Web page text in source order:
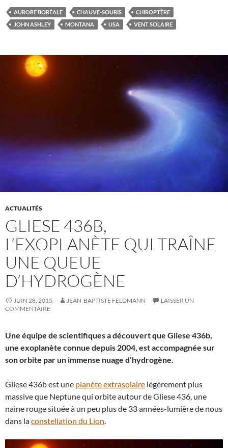
AURORE BORÉALE CHAUVE-SOURIS
CHIROPTÈRE
JOHN ASHLEY
MONTANA USA VENT SOLAIRE
ACTUALITÉS
GLIESE 436B,
L’EXOPLANÈTE QUI TRAÎNE
UNE QUEUE
D’HYDROGÈNE
JUIN 28, 2015 JEAN-BAPTISTE FELDMANN
LAISSER UN
COMMENTAIRE
Une équipe de scientifiques a découvert que Gliese 436b,
une exoplanète connue depuis 2004, est accompagnée sur
son orbite par un immense nuage d’hydrogène.
Gliese 436b est une planète extrasolaire légèrement plus
massive que Neptune qui orbite autour de Gliese 436, une
naine rouge située à un peu plus de 33 années-lumière de nous
dans laconstellation du Lion